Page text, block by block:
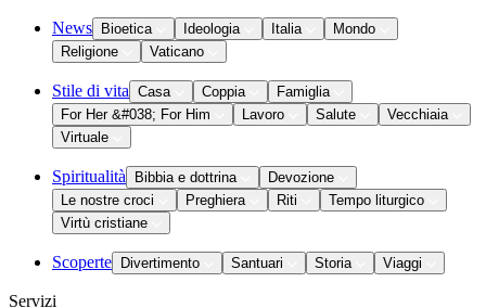
News Bioetica Ideologia Italia
Mondo
Religione
Vaticano
Stile di vita Casa Coppia
Famiglia
For Her &#038; For Him
Lavoro Salute
Vecchiaia
Virtuale
Spiritualità Bibbia e dottrina
Devozione
Le nostre croci
Preghiera Riti
Tempo liturgico
Virtù cristiane
Scoperte Divertimento Santuari Storia Viaggi
Servizi